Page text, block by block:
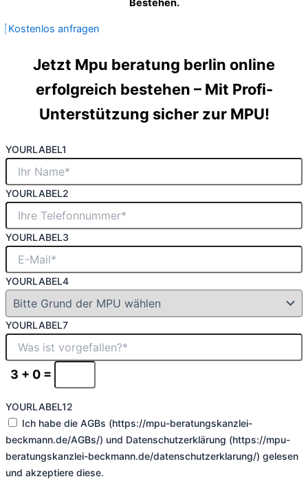
Bestehen.
Kostenlos anfragen
Jetzt Mpu beratung berlin online
erfolgreich bestehen – Mit Profi-
Unterstützung sicher zur MPU!
YOURLABEL1
YOURLABEL2
YOURLABEL3
YOURLABEL4
YOURLABEL7
3 + 0 =
YOURLABEL12
Ich habe die AGBs (https://mpu-beratungskanzlei-
beckmann.de/AGBs/) und Datenschutzerklärung (https://mpu-
beratungskanzlei-beckmann.de/datenschutzerklarung/) gelesen
und akzeptiere diese.